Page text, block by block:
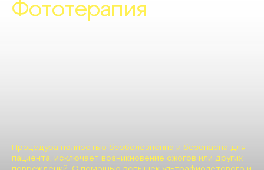
Фототерапия
Процедура полностью безболезненна и безопасна для
пациента, исключает возникновение ожогов или других